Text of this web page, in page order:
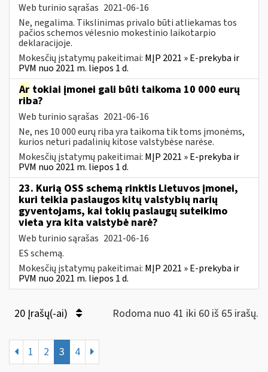
Web turinio sąrašas 2021-06-16
Ne, negalima. Tikslinimas privalo būti atliekamas tos
pačios schemos vėlesnio mokestinio laikotarpio
deklaracijoje.
Mokesčių įstatymų pakeitimai: MĮP 2021 » E-prekyba ir
PVM nuo 2021 m. liepos 1 d.
Ar tokiai įmonei gali būti taikoma 10 000 eurų
riba?
Web turinio sąrašas 2021-06-16
Ne, nes 10 000 eurų riba yra taikoma tik toms įmonėms,
kurios neturi padalinių kitose valstybėse narėse.
Mokesčių įstatymų pakeitimai: MĮP 2021 » E-prekyba ir
PVM nuo 2021 m. liepos 1 d.
23. Kurią OSS schemą rinktis Lietuvos įmonei,
kuri teikia paslaugos kitų valstybių narių
gyventojams, kai tokių paslaugų suteikimo
vieta yra kita valstybė narė?
Web turinio sąrašas 2021-06-16
ES schemą.
Mokesčių įstatymų pakeitimai: MĮP 2021 » E-prekyba ir
PVM nuo 2021 m. liepos 1 d.
20 Įrašų(-ai) Rodoma nuo 41 iki 60 iš 65 irašų.
1 2 3 4